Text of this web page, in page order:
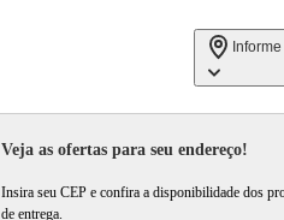
Veja as ofertas para seu endereço!
Insira seu CEP e confira a disponibilidade dos
de entrega.